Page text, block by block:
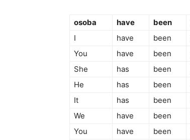
osoba have been
I
have been
You
have been
She
has been
He
has been
It
has been
We
have been
You
have been